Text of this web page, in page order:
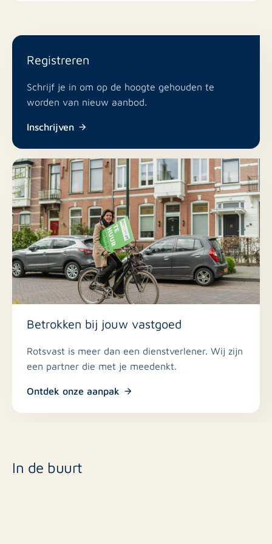
Registreren
Schrijf je in om op de hoogte gehouden te
worden van nieuw aanbod.
Inschrijven
Betrokken bij jouw vastgoed
Rotsvast is meer dan een dienstverlener. Wij zijn
een partner die met je meedenkt.
Ontdek onze aanpak
In de buurt